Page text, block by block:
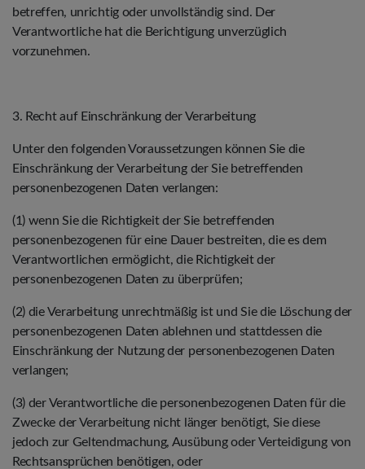
betreffen, unrichtig oder unvollständig sind. Der
Verantwortliche hat die Berichtigung unverzüglich
vorzunehmen.
3. Recht auf Einschränkung der Verarbeitung
Unter den folgenden Voraussetzungen können Sie die
Einschränkung der Verarbeitung der Sie betreffenden
personenbezogenen Daten verlangen:
(1) wenn Sie die Richtigkeit der Sie betreffenden
personenbezogenen für eine Dauer bestreiten, die es dem
Verantwortlichen ermöglicht, die Richtigkeit der
personenbezogenen Daten zu überprüfen;
(2) die Verarbeitung unrechtmäßig ist und Sie die Löschung der
personenbezogenen Daten ablehnen und stattdessen die
Einschränkung der Nutzung der personenbezogenen Daten
verlangen;
(3) der Verantwortliche die personenbezogenen Daten für die
Zwecke der Verarbeitung nicht länger benötigt, Sie diese
jedoch zur Geltendmachung, Ausübung oder Verteidigung von
Rechtsansprüchen benötigen, oder